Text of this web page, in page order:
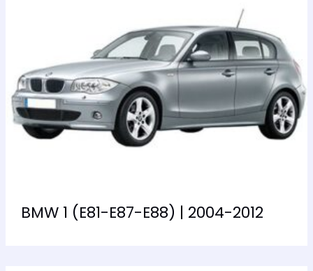
BMW 1 (E81-E87-E88) | 2004-2012